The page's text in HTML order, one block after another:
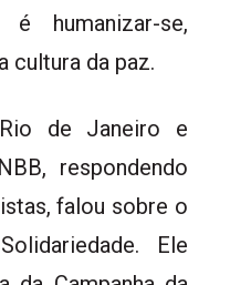
humanizar-se,
cultura da paz.
de Janeiro e
respondendo
falou sobre o
Ele